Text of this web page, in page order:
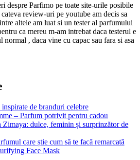
despre Parfimo pe toate site-urile posibile
review-uri pe youtube am decis sa
altele am luat si un tester al parfumului
ca mereu m-am intrebat daca testerul e
normal , daca vine cu capac sau fara si asa
de branduri celebre
– Parfum potrivit pentru cadou
dulce, feminin și surprinzător de
care știe cum să te facă remarcată
Face Mask